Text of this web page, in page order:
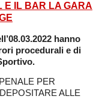
E IL BAR LA GARA
hanno
procedurali e di
PER
ALLE